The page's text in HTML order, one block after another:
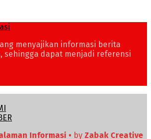
menyajikan informasi berita
sehingga dapat menjadi referensi
Informasi • by Zabak Creative